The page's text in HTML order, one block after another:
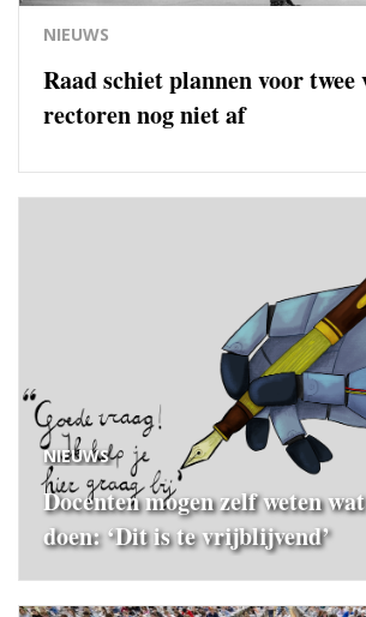
NIEUWS
Raad schiet plannen voor twee
rectoren nog niet af
NIEUWS
Docenten mogen zelf weten
doen: ‘Dit is te vrijblijvend’